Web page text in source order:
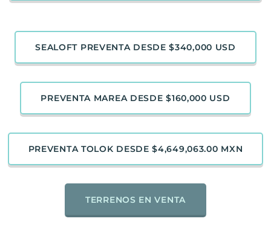
SEALOFT PREVENTA DESDE $340,000 USD
PREVENTA MAREA DESDE $160,000 USD
PREVENTA TOLOK DESDE $4,649,063.00 MXN
TERRENOS EN VENTA